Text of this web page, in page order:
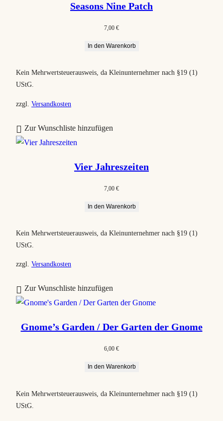
e
t
e
i
e
t
Seasons Nine Patch
7,00 €
In den Warenkorb
Kein Mehrwertsteuerausweis, da Kleinunternehmer nach §19 (1)
UStG.
zzgl. Versandkosten
Zur Wunschliste hinzufügen
Vier Jahreszeiten
7,00 €
In den Warenkorb
Kein Mehrwertsteuerausweis, da Kleinunternehmer nach §19 (1)
UStG.
zzgl. Versandkosten
Zur Wunschliste hinzufügen
Gnome’s Garden / Der Garten der Gnome
6,00 €
In den Warenkorb
Kein Mehrwertsteuerausweis, da Kleinunternehmer nach §19 (1)
UStG.